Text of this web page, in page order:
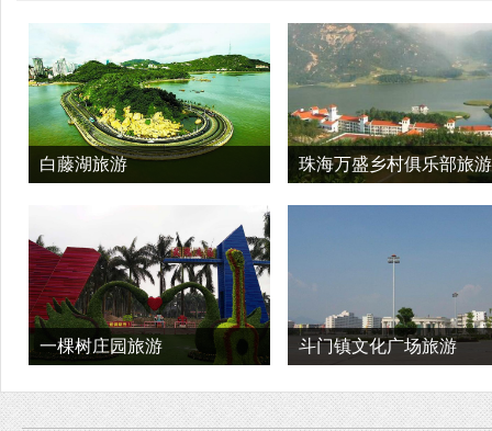
白藤湖旅游 珠海万盛乡村俱乐部旅游
一棵树庄园旅游 斗门镇文化广场旅游